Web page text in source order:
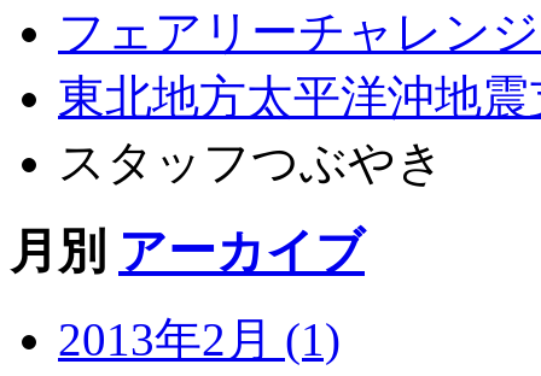
フェアリーチャレン
東北地方太平洋沖地震
スタッフつぶやき
月別 アーカイブ
2013年2月 (1)